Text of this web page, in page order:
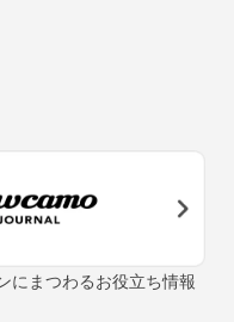
にまつわるお役立ち情報